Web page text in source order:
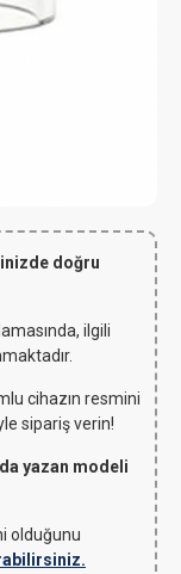
doğru
ilgili
cihazın resmini
sipariş verin!
yazan modeli
olduğunu